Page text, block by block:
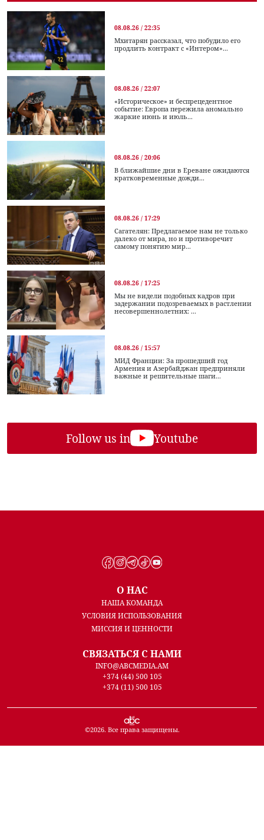
08.08.26 / 22:35
Мхитарян рассказал, что побудило его
продлить контракт с «Интером»...
08.08.26 / 22:07
«Историческое» и беспрецедентное
событие: Европа пережила аномально
жаркие июнь и июль...
08.08.26 / 20:06
В ближайшие дни в Ереване ожидаются
кратковременные дожди...
08.08.26 / 17:29
Сагателян: Предлагаемое нам не только
далеко от мира, но и противоречит
самому понятию мир...
08.08.26 / 17:25
Мы не видели подобных кадров при
задержании подозреваемых в растлении
несовершеннолетних: ...
08.08.26 / 15:57
МИД Франции: За прошедший год
Армения и Азербайджан предприняли
важные и решительные шаги...
Follow us in Youtube
О НАС
НАША КОМАНДА
УСЛОВИЯ ИСПОЛЬЗОВАНИЯ
МИССИЯ И ЦЕННОСТИ
СВЯЗАТЬСЯ С НАМИ
INFO@ABCMEDIA.AM
+374 (44) 500 105
+374 (11) 500 105
©2026. Все права защищены.